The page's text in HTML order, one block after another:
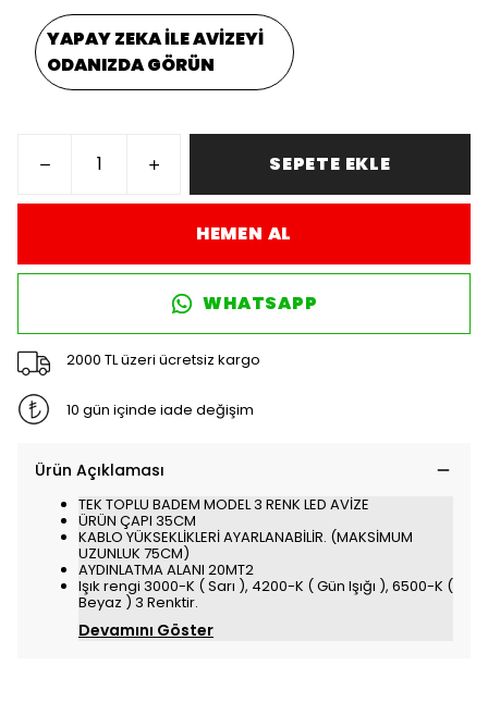
YAPAY ZEKA İLE AVİZEYİ
ODANIZDA GÖRÜN
SEPETE EKLE
HEMEN AL
WHATSAPP
2000 TL üzeri ücretsiz kargo
10 gün içinde iade değişim
Ürün Açıklaması
TEK TOPLU BADEM MODEL 3 RENK LED AVİZE
ÜRÜN ÇAPI 35CM
KABLO YÜKSEKLİKLERİ AYARLANABİLİR. (MAKSİMUM
UZUNLUK 75CM)
AYDINLATMA ALANI 20MT2
Işık rengi 3000-K ( Sarı ), 4200-K ( Gün Işığı ), 6500-K (
Beyaz ) 3 Renktir.
Devamını Göster